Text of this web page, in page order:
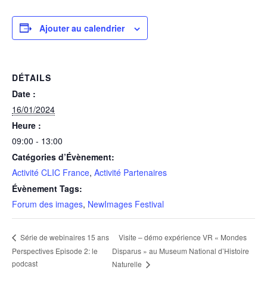
Ajouter au calendrier
DÉTAILS
Date :
16/01/2024
Heure :
09:00 - 13:00
Catégories d’Évènement:
Activité CLIC France, Activité Partenaires
Évènement Tags:
Forum des images, NewImages Festival
Série de webinaires 15 ans
Perspectives Episode 2: le
podcast
Visite – démo expérience VR « Mondes
Disparus » au Museum National d’Histoire
Naturelle